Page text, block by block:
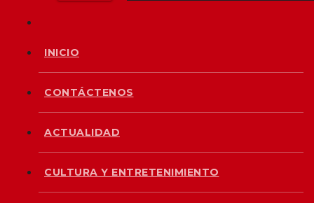
INICIO
CONTÁCTENOS
ACTUALIDAD
CULTURA Y ENTRETENIMIENTO